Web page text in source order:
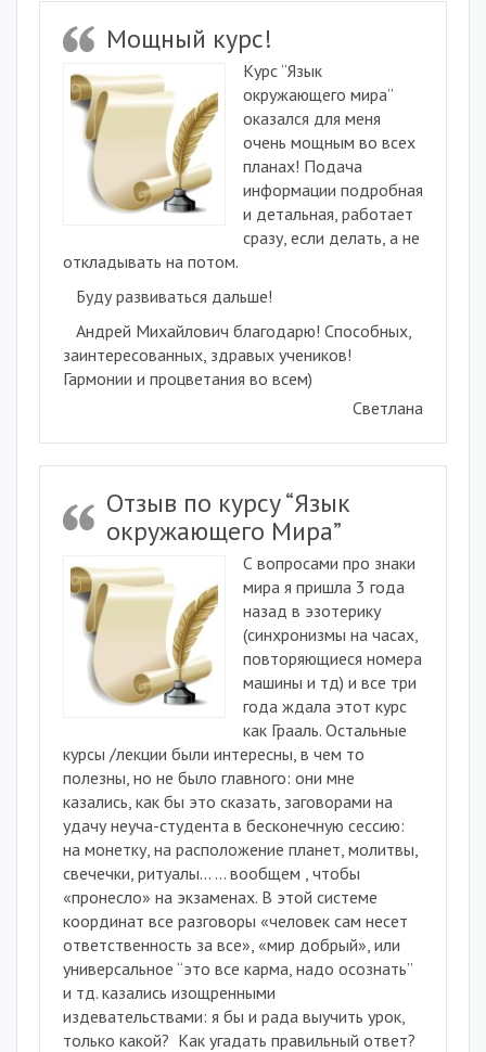
Мощный курс!
Курс “Язык
окружающего мира”
оказался для меня
очень мощным во всех
планах! Подача
информации подробная
и детальная, работает
сразу, если делать, а не
откладывать на потом.
Буду развиваться дальше!
Андрей Михайлович благодарю! Способных,
заинтересованных, здравых учеников!
Гармонии и процветания во всем)
Светлана
Отзыв по курсу “Язык
окружающего Мира”
С вопросами про знаки
мира я пришла 3 года
назад в эзотерику
(синхронизмы на часах,
повторяющиеся номера
машины и тд) и все три
года ждала этот курс
как Грааль. Остальные
курсы /лекции были интересны, в чем то
полезны, но не было главного: они мне
казались, как бы это сказать, заговорами на
удачу неуча-студента в бесконечную сессию:
на монетку, на расположение планет, молитвы,
свечечки, ритуалы… … вообщем , чтобы
«пронесло» на экзаменах. В этой системе
координат все разговоры «человек сам несет
ответственность за все», «мир добрый», или
универсальное “это все карма, надо осознать”
и тд. казались изощренными
издевательствами: я бы и рада выучить урок,
только какой? Как угадать правильный ответ?